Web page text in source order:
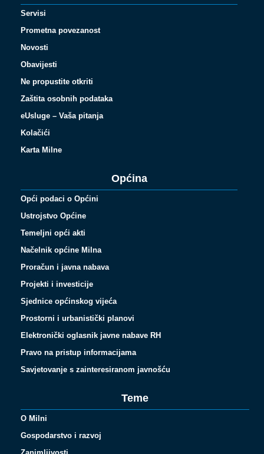
Servisi
Prometna povezanost
Novosti
Obavijesti
Ne propustite otkriti
Zaštita osobnih podataka
eUsluge – Vaša pitanja
Kolačići
Karta Milne
Općina
Opći podaci o Općini
Ustrojstvo Općine
Temeljni opći akti
Načelnik općine Milna
Proračun i javna nabava
Projekti i investicije
Sjednice općinskog vijeća
Prostorni i urbanistički planovi
Elektronički oglasnik javne nabave RH
Pravo na pristup informacijama
Savjetovanje s zainteresiranom javnošću
Teme
O Milni
Gospodarstvo i razvoj